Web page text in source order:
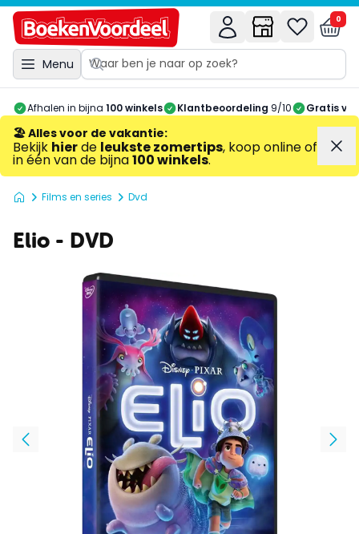
Menu
0
Afhalen in bijna 100 winkels Klantbeoordeling 9/10 Gratis
🏖️ Alles voor de vakantie:
Bekijk hierde leukste zomertips, koop online of
in één van de bijna100 winkels.
Films en series Dvd
Elio - DVD